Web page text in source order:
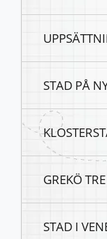
STAD PÅ
GREKÖ
STAD I